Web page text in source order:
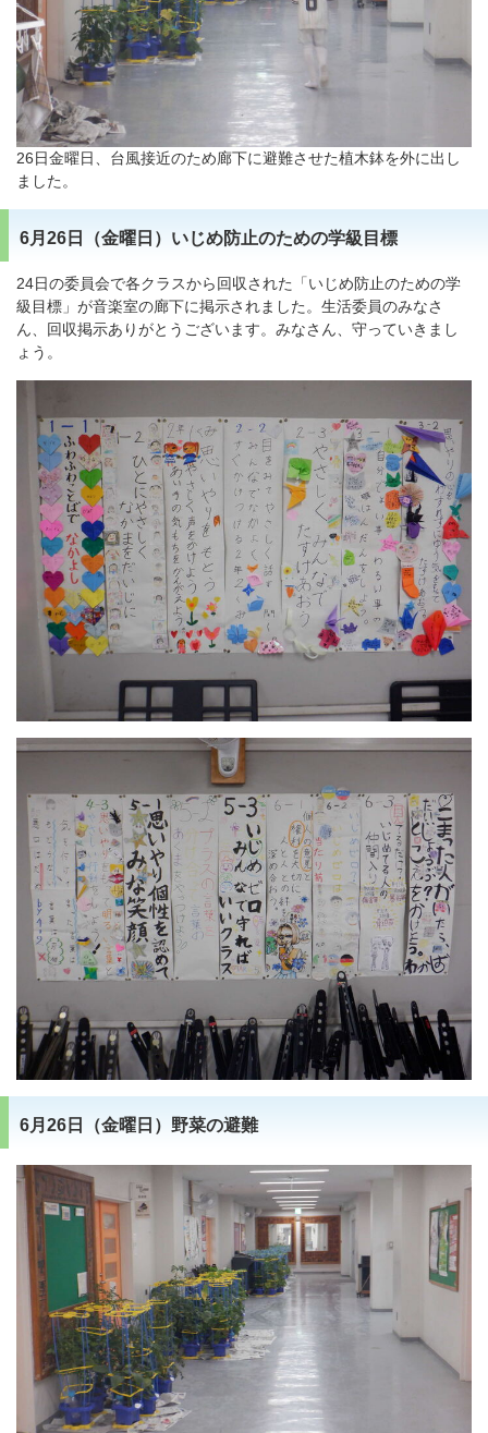
26日金曜日、台風接近のため廊下に避難させた植木鉢を外に出し
ました。
6月26日（金曜日）いじめ防止のための学級目標
24日の委員会で各クラスから回収された「いじめ防止のための学
級目標」が音楽室の廊下に掲示されました。生活委員のみなさ
ん、回収掲示ありがとうございます。みなさん、守っていきまし
ょう。
6月26日（金曜日）野菜の避難